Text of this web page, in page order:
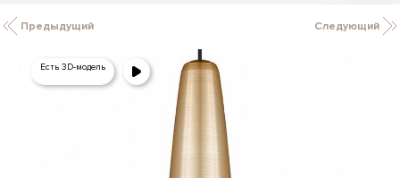
Предыдущий Следующий
Есть 3D-модель